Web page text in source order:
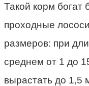
Такой корм богат
проходные
размеров: при
среднем от 1 до
вырастать до 1,5